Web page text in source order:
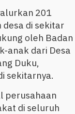
201
di sekitar
oleh Badan
anak dari Desa
Duku,
sekitarnya.
perusahaan
di seluruh